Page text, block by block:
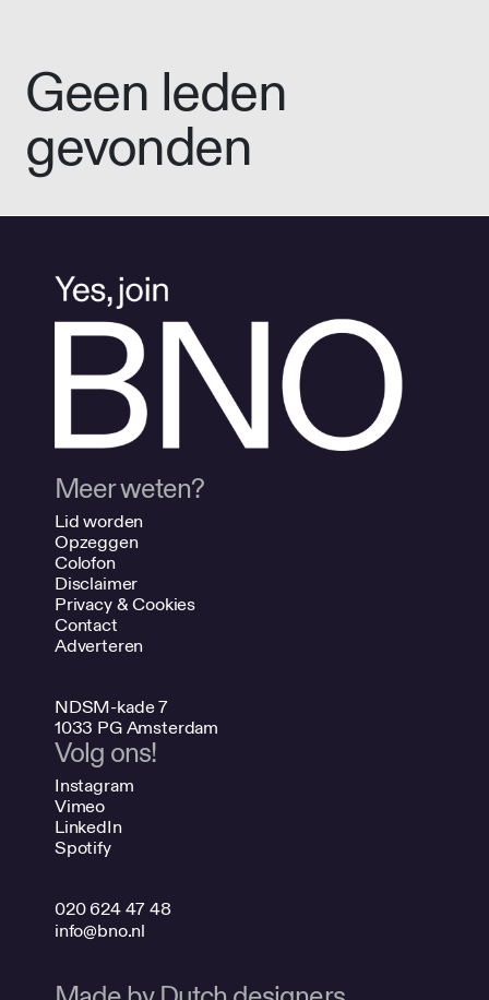
Geen leden
gevonden
Meer weten?
Lid worden
Opzeggen
Colofon
Disclaimer
Privacy & Cookies
Contact
Adverteren
NDSM-kade 7
1033 PG Amsterdam
Volg ons!
Instagram
Vimeo
LinkedIn
Spotify
020 624 47 48
info@bno.nl